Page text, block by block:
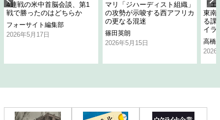
4連戦の米中首脳会談、第1
戦で勝ったのはどちらか
フォーサイト編集部
2026年5月17日
マリ「ジハーディスト組織」
の攻勢が示唆する西アフリカ
の更なる混迷
篠田英朗
2026年5月15日
「
東南
る課
イラ
高橋
2026